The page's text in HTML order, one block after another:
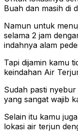
Buah dan masih di
Namun untuk
selama 2 jam
indahnya alam
Tapi dijamin kamu
keindahan Air
Sudah pasti
yang sangat wajib
Selain itu kamu
lokasi air terjun